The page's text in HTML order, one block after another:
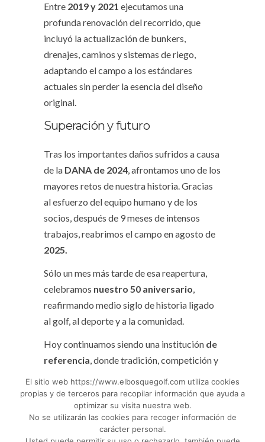
Entre 2019 y 2021 ejecutamos una
profunda renovación del recorrido, que
incluyó la actualización de bunkers,
drenajes, caminos y sistemas de riego,
adaptando el campo a los estándares
actuales sin perder la esencia del diseño
original.
Superación y futuro
Tras los importantes daños sufridos a causa
de la DANA de 2024, afrontamos uno de los
mayores retos de nuestra historia. Gracias
al esfuerzo del equipo humano y de los
socios, después de 9 meses de intensos
trabajos, reabrimos el campo en agosto de
2025.
Sólo un mes más tarde de esa reapertura,
celebramos nuestro 50 aniversario,
reafirmando medio siglo de historia ligado
al golf, al deporte y a la comunidad.
Hoy continuamos siendo una institución de
referencia, donde tradición, competición y
pasión por el golf se unen para ofrecer una
experiencia única a socios y visitantes
El sitio web https://www.elbosquegolf.com utiliza cookies
propias y de terceros para recopilar información que ayuda a
optimizar su visita nuestra web.
No se utilizarán las cookies para recoger información de
carácter personal.